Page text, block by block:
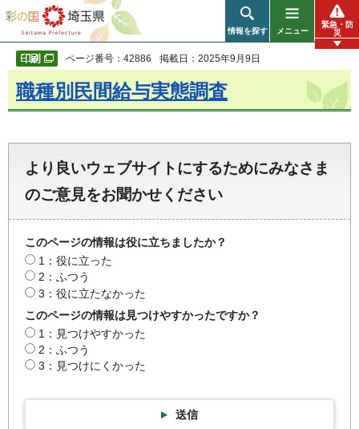
彩の国 埼玉県
情報を探す メニュー
緊急・防
災
ページ番号：42886 掲載日：2025年9月9日
職種別民間給与実態調査
より良いウェブサイトにするためにみなさま
のご意見をお聞かせください
このページの情報は役に立ちましたか？
1：役に立った
2：ふつう
3：役に立たなかった
このページの情報は見つけやすかったですか？
1：見つけやすかった
2：ふつう
3：見つけにくかった
送信